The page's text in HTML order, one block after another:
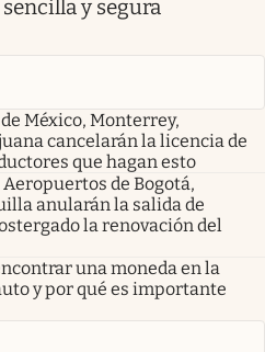
y segura
México, Monterrey,
cancelarán la licencia de
que hagan esto
de Bogotá,
anularán la salida de
la renovación del
una moneda en la
y por qué es importante